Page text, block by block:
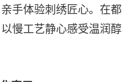
手体验刺绣匠心。在都
慢工艺静心感受温润醇